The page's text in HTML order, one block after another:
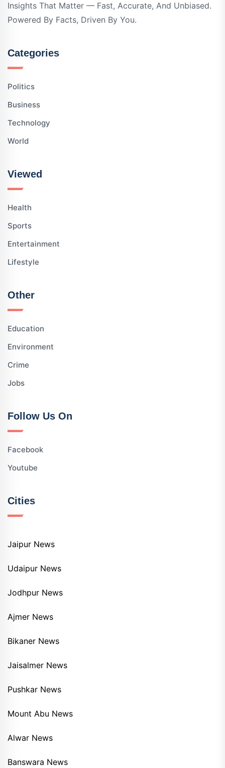
Insights That Matter — Fast, Accurate, And Unbiased.
Powered By Facts, Driven By You.
Categories
Politics
Business
Technology
World
Viewed
Health
Sports
Entertainment
Lifestyle
Other
Education
Environment
Crime
Jobs
Follow Us On
Facebook
Youtube
Cities
Jaipur News
Udaipur News
Jodhpur News
Ajmer News
Bikaner News
Jaisalmer News
Pushkar News
Mount Abu News
Alwar News
Banswara News